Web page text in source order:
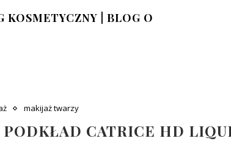
makijaż twarzy
PODKŁAD CATRICE HD